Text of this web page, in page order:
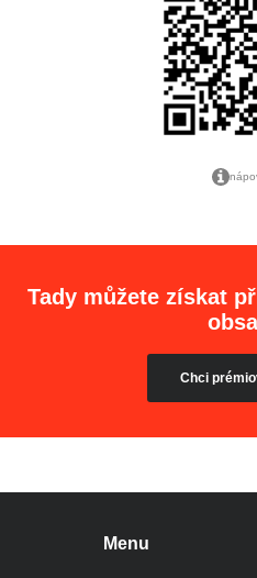
Tady můžete získat
Chci
Menu